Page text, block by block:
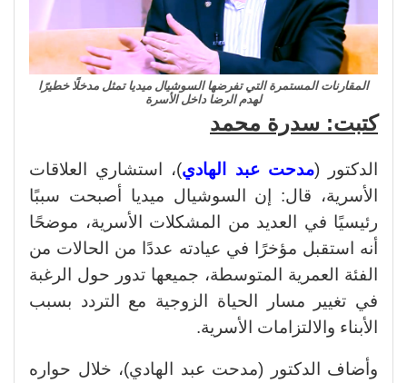
المقارنات المستمرة التي تفرضها السوشيال ميديا تمثل مدخلًا خطيرًا
لهدم الرضا داخل الأسرة
كتبت: سدرة محمد
الدكتور (مدحت عبد الهادي)، استشاري العلاقات
الأسرية، قال: إن السوشيال ميديا أصبحت سببًا
رئيسيًا في العديد من المشكلات الأسرية، موضحًا
أنه استقبل مؤخرًا في عيادته عددًا من الحالات من
الفئة العمرية المتوسطة، جميعها تدور حول الرغبة
في تغيير مسار الحياة الزوجية مع التردد بسبب
الأبناء والالتزامات الأسرية.
وأضاف الدكتور (مدحت عبد الهادي)، خلال حواره